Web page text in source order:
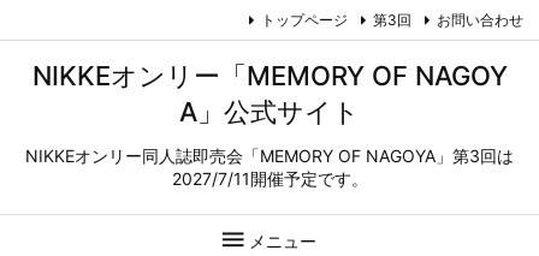
NIKKEオンリー「MEMORY OF NAGOY
A」公式サイト
NIKKEオンリー同人誌即売会「MEMORY OF NAGOYA」第3回は
2027/7/11開催予定です。
 メニュー
トップページ 第3回 お問い合わせ